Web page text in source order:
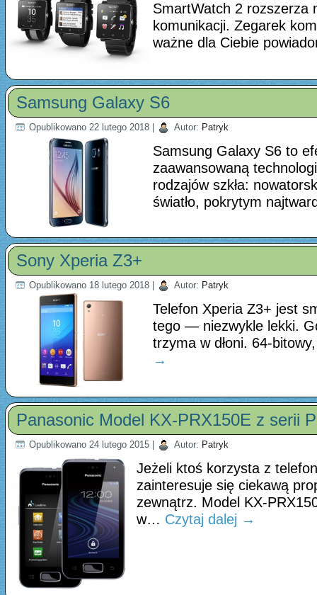
SmartWatch 2 rozszerza
komunikacji. Zegarek
ważne dla Ciebie
Samsung Galaxy S6
Opublikowano 22 lutego 2018 Autor: Patryk
Samsung Galaxy S6 to
zaawansowaną
rodzajów szkła:
światło, pokrytym
Sony Xperia Z3+
Opublikowano 18 lutego 2018 Autor: Patryk
Telefon Xperia Z3+ jest
tego — niezwykle lekki.
trzyma w dłoni. 64-
→
Panasonic Model KX-PRX150E z serii
Opublikowano 24 lutego 2015 Autor: Patryk
Jeżeli ktoś korzysta z
zainteresuje się ciekawą
zewnątrz. Model KX-
w… Czytaj dalej →